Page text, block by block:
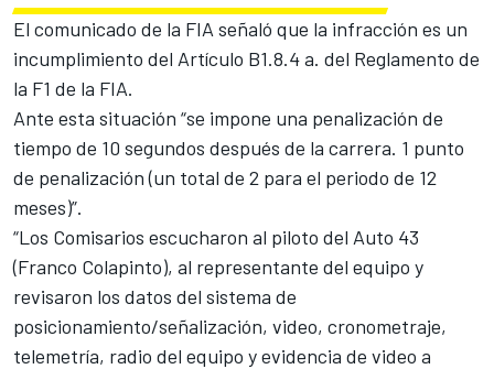
El comunicado de la FIA señaló que la infracción es un
incumplimiento del Artículo B1.8.4 a. del Reglamento de
la F1 de la FIA.
Ante esta situación “se impone una penalización de
tiempo de 10 segundos después de la carrera. 1 punto
de penalización (un total de 2 para el periodo de 12
meses)”.
“Los Comisarios escucharon al piloto del Auto 43
(Franco Colapinto), al representante del equipo y
revisaron los datos del sistema de
posicionamiento/señalización, video, cronometraje,
telemetría, radio del equipo y evidencia de video a